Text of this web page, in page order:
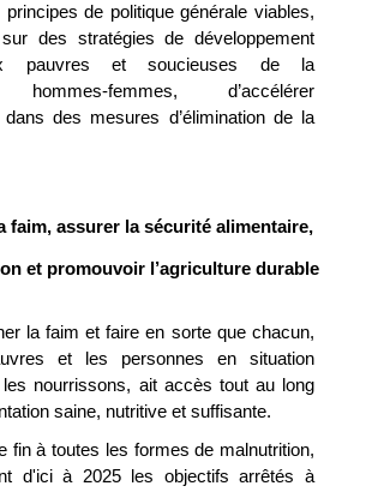
principes de politique générale viables,
des stratégies de développement
pauvres et soucieuses de la
hommes-femmes, d’accélérer
dans des mesures d’élimination de la
faim, assurer la sécurité alimentaire,
et promouvoir l’agriculture durable
la faim et faire en sorte que chacun,
et les personnes en situation
nourrissons, ait accès tout au long
saine, nutritive et suffisante.
fin à toutes les formes de malnutrition,
d'ici à 2025 les objectifs arrêtés à